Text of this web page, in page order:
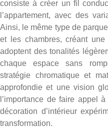
consiste à créer un fil
l’appartement, avec des
Ainsi, le même type de
et les chambres, créant
adoptent des tonalités
chaque espace sans
stratégie chromatique et
approfondie et une vision
l’importance de faire appel
décoration d’intérieur
transformation.